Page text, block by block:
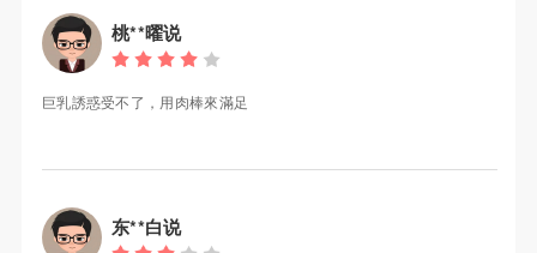
桃**曜说
巨乳誘惑受不了，用肉棒來滿足
东**白说